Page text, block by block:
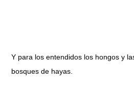
Y para los entendidos los hongos y
bosques de hayas.